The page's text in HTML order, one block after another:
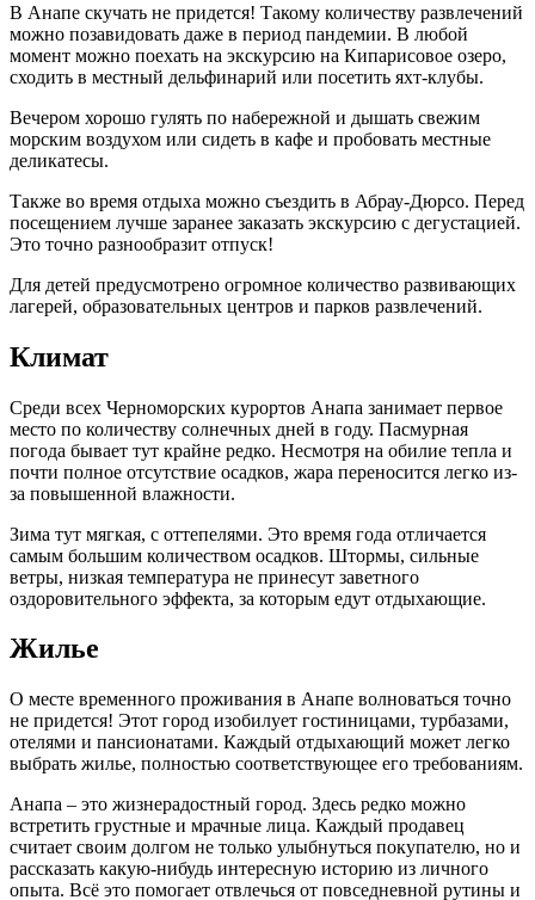
В Анапе скучать не придется! Такому количеству развлечений
можно позавидовать даже в период пандемии. В любой
момент можно поехать на экскурсию на Кипарисовое озеро,
сходить в местный дельфинарий или посетить яхт-клубы.
Вечером хорошо гулять по набережной и дышать свежим
морским воздухом или сидеть в кафе и пробовать местные
деликатесы.
Также во время отдыха можно съездить в Абрау-Дюрсо. Перед
посещением лучше заранее заказать экскурсию с дегустацией.
Это точно разнообразит отпуск!
Для детей предусмотрено огромное количество развивающих
лагерей, образовательных центров и парков развлечений.
Климат
Среди всех Черноморских курортов Анапа занимает первое
место по количеству солнечных дней в году. Пасмурная
погода бывает тут крайне редко. Несмотря на обилие тепла и
почти полное отсутствие осадков, жара переносится легко из-
за повышенной влажности.
Зима тут мягкая, с оттепелями. Это время года отличается
самым большим количеством осадков. Штормы, сильные
ветры, низкая температура не принесут заветного
оздоровительного эффекта, за которым едут отдыхающие.
Жилье
О месте временного проживания в Анапе волноваться точно
не придется! Этот город изобилует гостиницами, турбазами,
отелями и пансионатами. Каждый отдыхающий может легко
выбрать жилье, полностью соответствующее его требованиям.
Анапа – это жизнерадостный город. Здесь редко можно
встретить грустные и мрачные лица. Каждый продавец
считает своим долгом не только улыбнуться покупателю, но и
рассказать какую-нибудь интересную историю из личного
опыта. Всё это помогает отвлечься от повседневной рутины и